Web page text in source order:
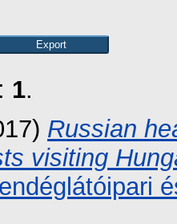
1.
Russian
visiting